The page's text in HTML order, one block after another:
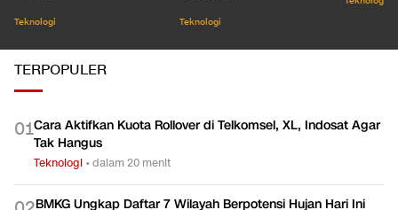
Teknologi Teknologi
TERPOPULER
01Cara Aktifkan Kuota Rollover di Telkomsel, XL, Indosat Agar
Tak Hangus
Teknologi •dalam 20 menit
BMKG Ungkap Daftar 7 Wilayah Berpotensi Hujan Hari Ini